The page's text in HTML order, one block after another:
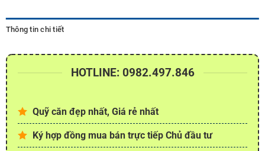
Thông tin chi tiết
HOTLINE: 0982.497.846
Quỹ căn đẹp nhất, Giá rẻ nhất
Ký hợp đồng mua bán trực tiếp Chủ đầu tư